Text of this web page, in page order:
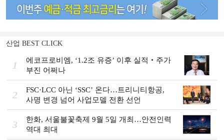
산업 BEST CLICK
1
에코프로비엠, ‘1.2조 유증’ 이후 실적‧주가
부진 어쩌나
2
FSC·LCC 아닌 ‘SSC’ 온다…트리니티항공,
사명 변경 넘어 사업모델 전환 선언
3
한화, 서울불꽃축제 9월 5일 개최…안전인력
역대 최대